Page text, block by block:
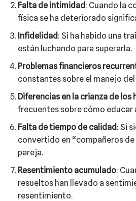
Falta de intimidad : Cuando la
física se ha deteriorado
Infidelidad : Si ha habido una
están luchando para superarla.
Problemas financieros
constantes sobre el manejo
Diferencias en la crianza de los
frecuentes sobre cómo educar
Falta de tiempo de calidad : Si
convertido en “compañeros de
pareja.
Resentimiento acumulado:
resueltos han llevado a
resentimiento.